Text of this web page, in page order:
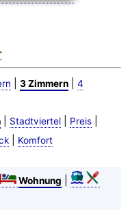
3 Zimmern| 4
| Stadtviertel| Preis|
| Komfort
Wohnung